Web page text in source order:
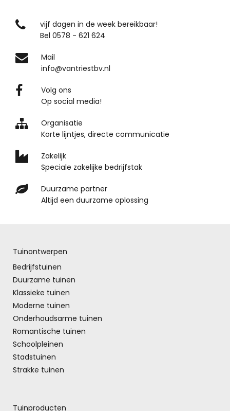
vijf dagen in de week bereikbaar!
Bel 0578 - 621 624
Mail
info@vantriestbv.nl
Volg ons
Op social media!
Organisatie
Korte lijntjes, directe communicatie
Zakelijk
Speciale zakelijke bedrijfstak
Duurzame partner
Altijd een duurzame oplossing
Tuinontwerpen
Bedrijfstuinen
Duurzame tuinen
Klassieke tuinen
Moderne tuinen
Onderhoudsarme tuinen
Romantische tuinen
Schoolpleinen
Stadstuinen
Strakke tuinen
Tuinproducten